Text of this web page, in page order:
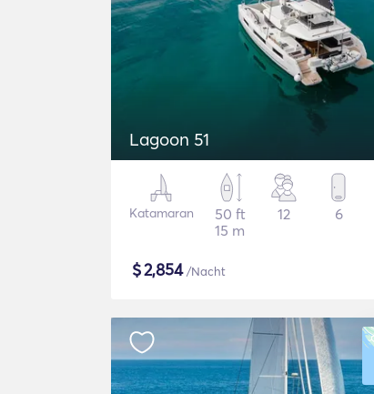
Lagoon 51
Katamaran
50 ft
15 m
12 6
$2,854/Nacht